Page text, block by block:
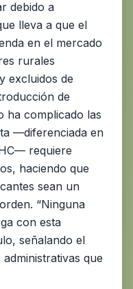
debido a
lleva a que el
en el mercado
rurales
excluidos de
de
ha complicado las
—diferenciada en
requiere
haciendo que
sean un
“Ninguna
con esta
señalando el
que